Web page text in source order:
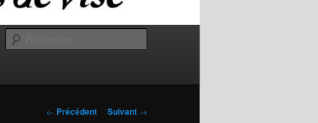
Navigation
← Précédent Suivant →